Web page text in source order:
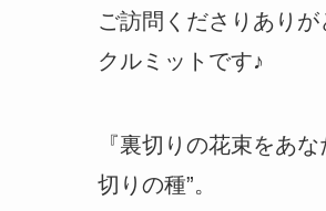
ご訪問くださりありが
クルミットです♪
『裏切りの花束をあ
切りの種”。